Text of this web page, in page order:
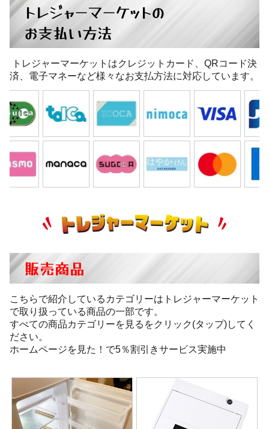
トレジャーマーケットの
お支払い方法
トレジャーマーケットはクレジットカード、QRコード決
済、電子マネーなど様々なお支払方法に対応しています。
販売商品
こちらで紹介しているカテゴリーはトレジャーマーケット
で取り扱っている商品の一部です。
すべての商品カテゴリーを見るをクリック(タップ)してく
ださい。
ホームページを見た！で5％割引きサービス実施中